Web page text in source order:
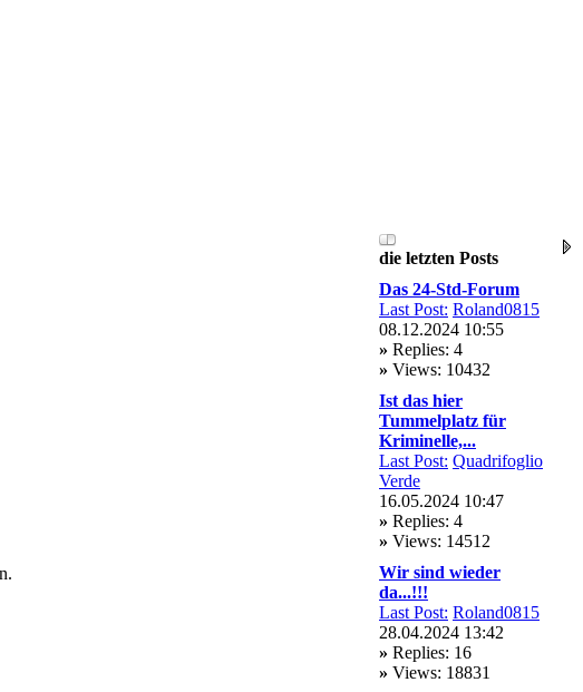
die letzten Posts
Das 24-Std-Forum
Last Post: Roland0815
08.12.2024 10:55
» Replies: 4
» Views: 10432
Ist das hier
Tummelplatz für
Kriminelle,...
Last Post: Quadrifoglio
Verde
16.05.2024 10:47
» Replies: 4
» Views: 14512
Wir sind wieder
da...!!!
Last Post: Roland0815
28.04.2024 13:42
» Replies: 16
» Views: 18831